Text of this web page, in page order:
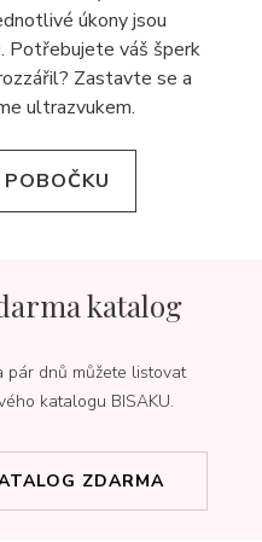
úkony jsou
Potřebujete váš šperk
Zastavte se a
ultrazvukem.
katalog
pár dnů můžete listovat
katalogu BISAKU.
ZDARMA